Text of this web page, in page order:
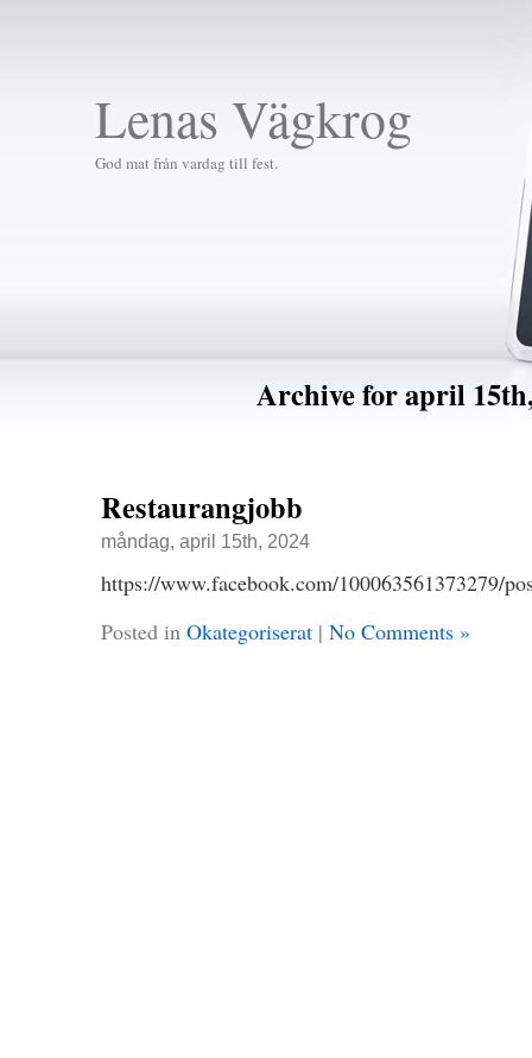
Lenas Vägkrog
God mat från vardag till fest.
Archive for april
Restaurangjobb
måndag, april 15th, 2024
https://www.facebook.com/100063561373279/
Posted in Okategoriserat| No Comments »